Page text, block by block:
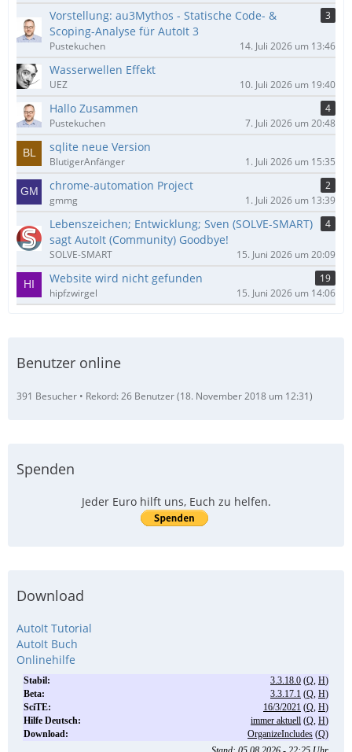
Vorstellung: au3Mythos - Statische Code- &
Scoping-Analyse für AutoIt 3
3
Pustekuchen 14. Juli 2026 um 13:46
Wasserwellen Effekt
UEZ 10. Juli 2026 um 19:40
Hallo Zusammen
4
Pustekuchen
7. Juli 2026 um 20:48
sqlite neue Version
BlutigerAnfänger 1. Juli 2026 um 15:35
chrome-automation Project
2
gmmg
1. Juli 2026 um 13:39
Lebenszeichen; Entwicklung; Sven (SOLVE-SMART)
sagt AutoIt (Community) Goodbye!
4
SOLVE-SMART 15. Juni 2026 um 20:09
Website wird nicht gefunden
19
hipfzwirgel
15. Juni 2026 um 14:06
Benutzer online
391 Besucher Rekord: 26 Benutzer (18. November 2018 um 12:31)
Spenden
Jeder Euro hilft uns, Euch zu helfen.
Download
AutoIt Tutorial
AutoIt Buch
Onlinehilfe